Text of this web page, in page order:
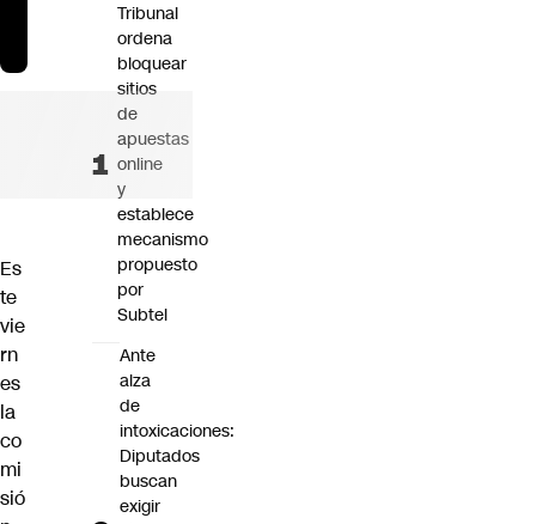
Es
te
vie
rn
es
la
co
mi
sió
Tribunal
ordena
bloquear
sitios
de
apuestas
online
y
establece
mecanismo
propuesto
por
Subtel
Ante
alza
de
intoxicaciones:
Diputados
buscan
exigir